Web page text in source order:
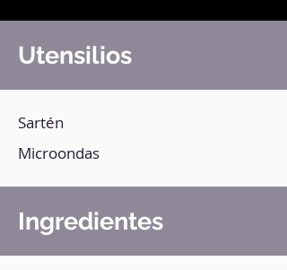
Utensilios
Sartén
Microondas
Ingredientes